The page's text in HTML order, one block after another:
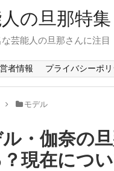
の旦那特集
芸能人の旦那さんに注目
者情報 プライバシーポ
モデル
・伽奈の
現在につ